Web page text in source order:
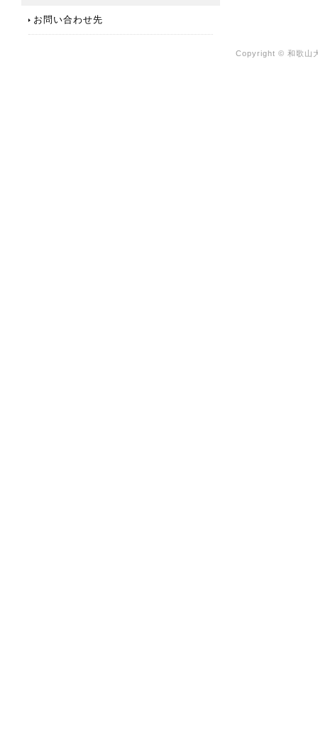
お問い合わせ先
Copyright © 和歌山